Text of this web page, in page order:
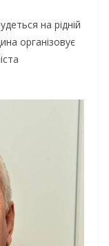
на рідній
організовує